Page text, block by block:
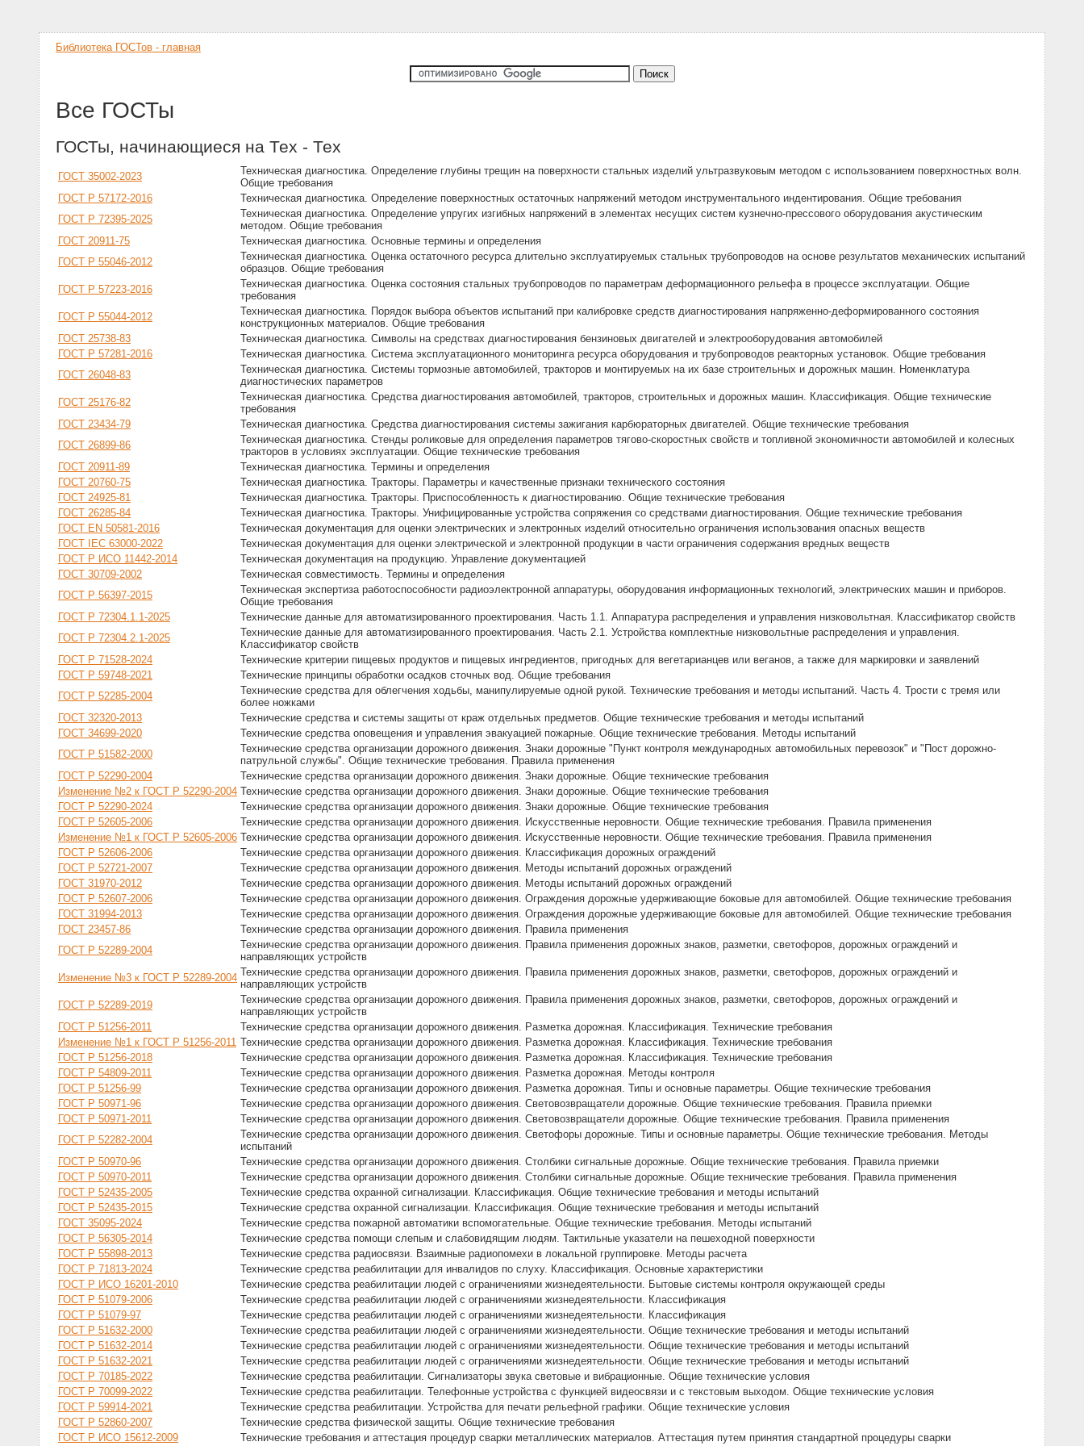
Библиотека ГОСТов - главная
Все ГОСТы
ГОСТы, начинающиеся на Тех - Тех
ГОСТ 35002-2023
Техническая диагностика. Определение глубины трещин на поверхности стальных изделий ультразвуковым методом с использованием поверхностных волн.
Общие требования
ГОСТ Р 57172-2016
Техническая диагностика. Определение поверхностных остаточных напряжений методом инструментального индентирования. Общие требования
ГОСТ Р 72395-2025
Техническая диагностика. Определение упругих изгибных напряжений в элементах несущих систем кузнечно-прессового оборудования акустическим
методом. Общие требования
ГОСТ 20911-75
Техническая диагностика. Основные термины и определения
ГОСТ Р 55046-2012
Техническая диагностика. Оценка остаточного ресурса длительно эксплуатируемых стальных трубопроводов на основе результатов механических испытаний
образцов. Общие требования
ГОСТ Р 57223-2016
Техническая диагностика. Оценка состояния стальных трубопроводов по параметрам деформационного рельефа в процессе эксплуатации. Общие
требования
ГОСТ Р 55044-2012
Техническая диагностика. Порядок выбора объектов испытаний при калибровке средств диагностирования напряженно-деформированного состояния
конструкционных материалов. Общие требования
ГОСТ 25738-83
Техническая диагностика. Символы на средствах диагностирования бензиновых двигателей и электрооборудования автомобилей
ГОСТ Р 57281-2016
Техническая диагностика. Система эксплуатационного мониторинга ресурса оборудования и трубопроводов реакторных установок. Общие требования
ГОСТ 26048-83
Техническая диагностика. Системы тормозные автомобилей, тракторов и монтируемых на их базе строительных и дорожных машин. Номенклатура
диагностических параметров
ГОСТ 25176-82
Техническая диагностика. Средства диагностирования автомобилей, тракторов, строительных и дорожных машин. Классификация. Общие технические
требования
ГОСТ 23434-79
Техническая диагностика. Средства диагностирования системы зажигания карбюраторных двигателей. Общие технические требования
ГОСТ 26899-86
Техническая диагностика. Стенды роликовые для определения параметров тягово-скоростных свойств и топливной экономичности автомобилей и колесных
тракторов в условиях эксплуатации. Общие технические требования
ГОСТ 20911-89
Техническая диагностика. Термины и определения
ГОСТ 20760-75
Техническая диагностика. Тракторы. Параметры и качественные признаки технического состояния
ГОСТ 24925-81
Техническая диагностика. Тракторы. Приспособленность к диагностированию. Общие технические требования
ГОСТ 26285-84
Техническая диагностика. Тракторы. Унифицированные устройства сопряжения со средствами диагностирования. Общие технические требования
ГОСТ EN 50581-2016
Техническая документация для оценки электрических и электронных изделий относительно ограничения использования опасных веществ
ГОСТ IEC 63000-2022
Техническая документация для оценки электрической и электронной продукции в части ограничения содержания вредных веществ
ГОСТ Р ИСО 11442-2014
Техническая документация на продукцию. Управление документацией
ГОСТ 30709-2002
Техническая совместимость. Термины и определения
ГОСТ Р 56397-2015
Техническая экспертиза работоспособности радиоэлектронной аппаратуры, оборудования информационных технологий, электрических машин и приборов.
Общие требования
ГОСТ Р 72304.1.1-2025
Технические данные для автоматизированного проектирования. Часть 1.1. Аппаратура распределения и управления низковольтная. Классификатор свойств
ГОСТ Р 72304.2.1-2025
Технические данные для автоматизированного проектирования. Часть 2.1. Устройства комплектные низковольтные распределения и управления.
Классификатор свойств
ГОСТ Р 71528-2024
Технические критерии пищевых продуктов и пищевых ингредиентов, пригодных для вегетарианцев или веганов, а также для маркировки и заявлений
ГОСТ Р 59748-2021
Технические принципы обработки осадков сточных вод. Общие требования
ГОСТ Р 52285-2004
Технические средства для облегчения ходьбы, манипулируемые одной рукой. Технические требования и методы испытаний. Часть 4. Трости с тремя или
более ножками
ГОСТ 32320-2013
Технические средства и системы защиты от краж отдельных предметов. Общие технические требования и методы испытаний
ГОСТ 34699-2020
Технические средства оповещения и управления эвакуацией пожарные. Общие технические требования. Методы испытаний
ГОСТ Р 51582-2000
Технические средства организации дорожного движения. Знаки дорожные "Пункт контроля международных автомобильных перевозок" и "Пост дорожно-
патрульной службы". Общие технические требования. Правила применения
ГОСТ Р 52290-2004
Технические средства организации дорожного движения. Знаки дорожные. Общие технические требования
Изменение №2 к ГОСТ Р 52290-2004 Технические средства организации дорожного движения. Знаки дорожные. Общие технические требования
ГОСТ Р 52290-2024
Технические средства организации дорожного движения. Знаки дорожные. Общие технические требования
ГОСТ Р 52605-2006
Технические средства организации дорожного движения. Искусственные неровности. Общие технические требования. Правила применения
Изменение №1 к ГОСТ Р 52605-2006 Технические средства организации дорожного движения. Искусственные неровности. Общие технические требования. Правила применения
ГОСТ Р 52606-2006
Технические средства организации дорожного движения. Классификация дорожных ограждений
ГОСТ Р 52721-2007
Технические средства организации дорожного движения. Методы испытаний дорожных ограждений
ГОСТ 31970-2012
Технические средства организации дорожного движения. Методы испытаний дорожных ограждений
ГОСТ Р 52607-2006
Технические средства организации дорожного движения. Ограждения дорожные удерживающие боковые для автомобилей. Общие технические требования
ГОСТ 31994-2013
Технические средства организации дорожного движения. Ограждения дорожные удерживающие боковые для автомобилей. Общие технические требования
ГОСТ 23457-86
Технические средства организации дорожного движения. Правила применения
ГОСТ Р 52289-2004
Технические средства организации дорожного движения. Правила применения дорожных знаков, разметки, светофоров, дорожных ограждений и
направляющих устройств
Изменение №3 к ГОСТ Р 52289-2004 Технические средства организации дорожного движения. Правила применения дорожных знаков, разметки, светофоров, дорожных ограждений и
направляющих устройств
ГОСТ Р 52289-2019
Технические средства организации дорожного движения. Правила применения дорожных знаков, разметки, светофоров, дорожных ограждений и
направляющих устройств
ГОСТ Р 51256-2011
Технические средства организации дорожного движения. Разметка дорожная. Классификация. Технические требования
Изменение №1 к ГОСТ Р 51256-2011 Технические средства организации дорожного движения. Разметка дорожная. Классификация. Технические требования
ГОСТ Р 51256-2018
Технические средства организации дорожного движения. Разметка дорожная. Классификация. Технические требования
ГОСТ Р 54809-2011
Технические средства организации дорожного движения. Разметка дорожная. Методы контроля
ГОСТ Р 51256-99
Технические средства организации дорожного движения. Разметка дорожная. Типы и основные параметры. Общие технические требования
ГОСТ Р 50971-96
Технические средства организации дорожного движения. Световозвращатели дорожные. Общие технические требования. Правила приемки
ГОСТ Р 50971-2011
Технические средства организации дорожного движения. Световозвращатели дорожные. Общие технические требования. Правила применения
ГОСТ Р 52282-2004
Технические средства организации дорожного движения. Светофоры дорожные. Типы и основные параметры. Общие технические требования. Методы
испытаний
ГОСТ Р 50970-96
Технические средства организации дорожного движения. Столбики сигнальные дорожные. Общие технические требования. Правила приемки
ГОСТ Р 50970-2011
Технические средства организации дорожного движения. Столбики сигнальные дорожные. Общие технические требования. Правила применения
ГОСТ Р 52435-2005
Технические средства охранной сигнализации. Классификация. Общие технические требования и методы испытаний
ГОСТ Р 52435-2015
Технические средства охранной сигнализации. Классификация. Общие технические требования и методы испытаний
ГОСТ 35095-2024
Технические средства пожарной автоматики вспомогательные. Общие технические требования. Методы испытаний
ГОСТ Р 56305-2014
Технические средства помощи слепым и слабовидящим людям. Тактильные указатели на пешеходной поверхности
ГОСТ Р 55898-2013
Технические средства радиосвязи. Взаимные радиопомехи в локальной группировке. Методы расчета
ГОСТ Р 71813-2024
Технические средства реабилитации для инвалидов по слуху. Классификация. Основные характеристики
ГОСТ Р ИСО 16201-2010
Технические средства реабилитации людей с ограничениями жизнедеятельности. Бытовые системы контроля окружающей среды
ГОСТ Р 51079-2006
Технические средства реабилитации людей с ограничениями жизнедеятельности. Классификация
ГОСТ Р 51079-97
Технические средства реабилитации людей с ограничениями жизнедеятельности. Классификация
ГОСТ Р 51632-2000
Технические средства реабилитации людей с ограничениями жизнедеятельности. Общие технические требования и методы испытаний
ГОСТ Р 51632-2014
Технические средства реабилитации людей с ограничениями жизнедеятельности. Общие технические требования и методы испытаний
ГОСТ Р 51632-2021
Технические средства реабилитации людей с ограничениями жизнедеятельности. Общие технические требования и методы испытаний
ГОСТ Р 70185-2022
Технические средства реабилитации. Сигнализаторы звука световые и вибрационные. Общие технические условия
ГОСТ Р 70099-2022
Технические средства реабилитации. Телефонные устройства с функцией видеосвязи и с текстовым выходом. Общие технические условия
ГОСТ Р 59914-2021
Технические средства реабилитации. Устройства для печати рельефной графики. Общие технические условия
ГОСТ Р 52860-2007
Технические средства физической защиты. Общие технические требования
ГОСТ Р ИСО 15612-2009
Технические требования и аттестация процедур сварки металлических материалов. Аттестация путем принятия стандартной процедуры сварки